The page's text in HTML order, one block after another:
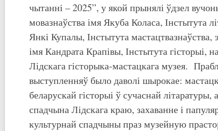
чытанні – 2025”, у якой прынялі ўдзел
мовазнаўства імя Якуба Коласа, Інстытута
Янкі Купалы, Інстытута мастацтвазнаўства,
імя Кандрата Крапівы, Інстытута гісторыі,
Лідскага гісторыка-мастацкага музея.
выступленняў было даволі шырокае:
беларускай гісторыі ў сучаснай літаратуры,
спадчына Лідскага краю, захаванне і
культурнай спадчыны праз музейную